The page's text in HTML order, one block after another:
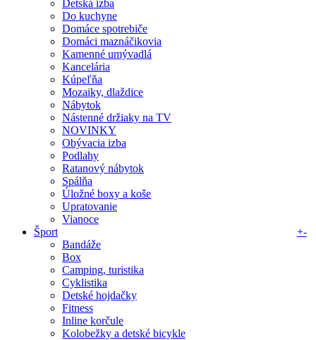
Detská izba
Do kuchyne
Domáce spotrebiče
Domáci maznáčikovia
Kamenné umývadlá
Kancelária
Kúpeľňa
Mozaiky, dlaždice
Nábytok
Nástenné držiaky na TV
NOVINKY
Obývacia izba
Podlahy
Ratanový nábytok
Spálňa
Úložné boxy a koše
Upratovanie
Vianoce
Šport
+-
Bandáže
Box
Camping, turistika
Cyklistika
Detské hojdačky
Fitness
Inline korčule
Kolobežky a detské bicykle